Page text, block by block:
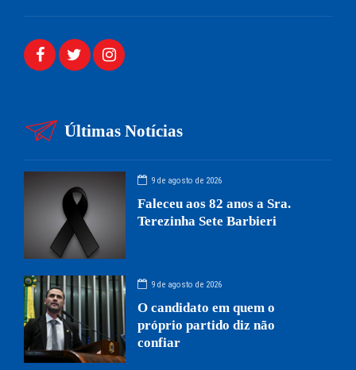
Últimas Notícias
9 de agosto de 2026
Faleceu aos 82 anos a Sra.
Terezinha Sete Barbieri
9 de agosto de 2026
O candidato em quem o
próprio partido diz não
confiar